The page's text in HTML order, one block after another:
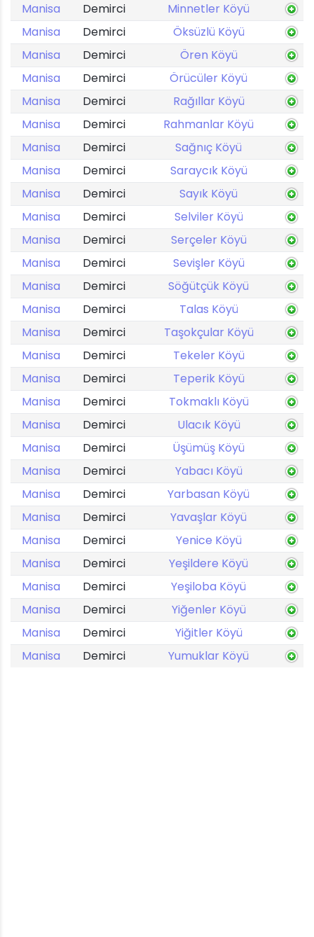
Manisa
Demirci
Minnetler Köyü
Manisa
Demirci
Öksüzlü Köyü
Manisa
Demirci
Ören Köyü
Manisa
Demirci
Örücüler Köyü
Manisa
Demirci
Rağıllar Köyü
Manisa
Demirci
Rahmanlar Köyü
Manisa
Demirci
Sağnıç Köyü
Manisa
Demirci
Saraycık Köyü
Manisa
Demirci
Sayık Köyü
Manisa
Demirci
Selviler Köyü
Manisa
Demirci
Serçeler Köyü
Manisa
Demirci
Sevişler Köyü
Manisa
Demirci
Söğütçük Köyü
Manisa
Demirci
Talas Köyü
Manisa
Demirci
Taşokçular Köyü
Manisa
Demirci
Tekeler Köyü
Manisa
Demirci
Teperik Köyü
Manisa
Demirci
Tokmaklı Köyü
Manisa
Demirci
Ulacık Köyü
Manisa
Demirci
Üşümüş Köyü
Manisa
Demirci
Yabacı Köyü
Manisa
Demirci
Yarbasan Köyü
Manisa
Demirci
Yavaşlar Köyü
Manisa
Demirci
Yenice Köyü
Manisa
Demirci
Yeşildere Köyü
Manisa
Demirci
Yeşiloba Köyü
Manisa
Demirci
Yiğenler Köyü
Manisa
Demirci
Yiğitler Köyü
Manisa
Demirci Yumuklar Köyü